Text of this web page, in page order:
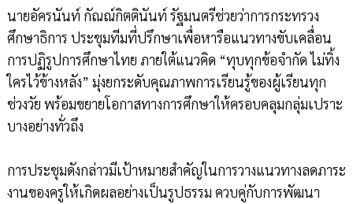
นายอัครนันท์ กัณณ์กิตตินันท์ รัฐมนตรีช่วยว่าการกระทรวง
ศึกษาธิการ ประชุมทีมที่ปรึกษาเพื่อหารือแนวทางขับเคลื่อน
การปฏิรูปการศึกษาไทย ภายใต้แนวคิด “ทุบทุกข้อจำกัด ไม่ทิ้ง
ใครไว้ข้างหลัง” มุ่งยกระดับคุณภาพการเรียนรู้ของผู้เรียนทุก
ช่วงวัย พร้อมขยายโอกาสทางการศึกษาให้ครอบคลุมกลุ่มเปราะ
บางอย่างทั่วถึง
การประชุมดังกล่าวมีเป้าหมายสำคัญในการวางแนวทางลดภาระ
งานของครูให้เกิดผลอย่างเป็นรูปธรรม ควบคู่กับการพัฒนา